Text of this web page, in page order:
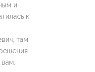
и
к
там
вам.